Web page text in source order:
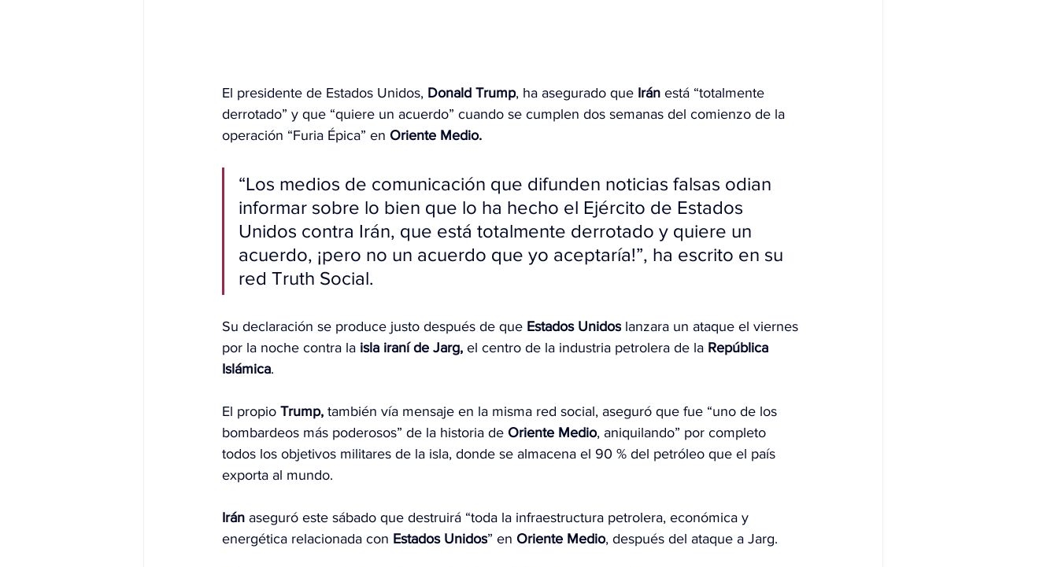
El presidente de Estados Unidos, Donald Trump, ha asegurado que Irán está “totalmente
derrotado” y que “quiere un acuerdo” cuando se cumplen dos semanas del comienzo de la
operación “Furia Épica” en Oriente Medio.
“Los medios de comunicación que difunden noticias falsas odian
informar sobre lo bien que lo ha hecho el Ejército de Estados
Unidos contra Irán, que está totalmente derrotado y quiere un
acuerdo, ¡pero no un acuerdo que yo aceptaría!”, ha escrito en su
red Truth Social.
Su declaración se produce justo después de que Estados Unidos lanzara un ataque el viernes
por la noche contra la isla iraní de Jarg, el centro de la industria petrolera de la República
Islámica.
El propio Trump, también vía mensaje en la misma red social, aseguró que fue “uno de los
bombardeos más poderosos” de la historia de Oriente Medio, aniquilando” por completo
todos los objetivos militares de la isla, donde se almacena el 90 % del petróleo que el país
exporta al mundo.
Irán aseguró este sábado que destruirá “toda la infraestructura petrolera, económica y
energética relacionada con Estados Unidos” en Oriente Medio, después del ataque a Jarg.